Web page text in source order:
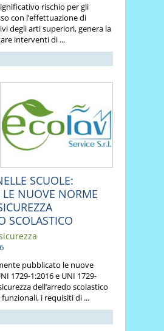
rischio per gli
con l’effettuazione di
degli arti superiori, genera la
interventi di ...
SCUOLE:
LE NUOVE NORME
SCOLASTICO
pubblicato le nuove
1729-1:2016 e UNI 1729-
dell’arredo scolastico
i requisiti di ...